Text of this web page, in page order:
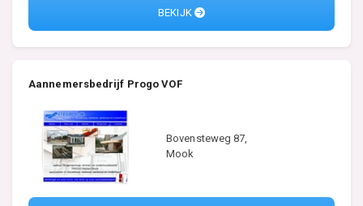
BEKIJK
Aannemersbedrijf Progo VOF
Bovensteweg 87,
Mook